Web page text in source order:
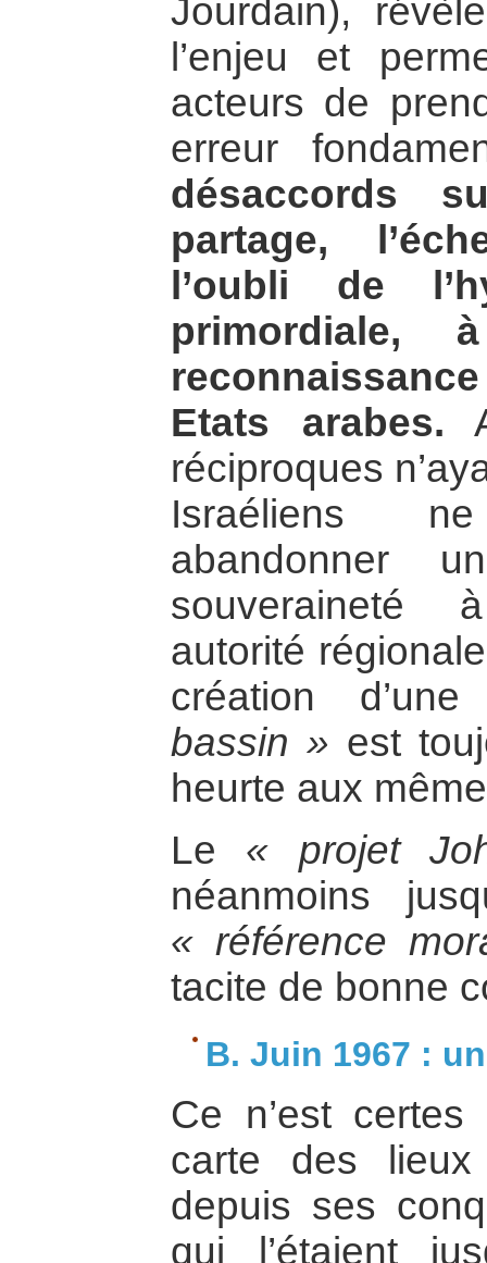
Jourdain),
l’enjeu et
acteurs de
erreur
désaccords
partage,
l’oubli de
Etats arabes.
réciproques
Israéliens
abandonner
souveraineté
autorité
création
bassin » est
heurte aux
Le « projet
néanmoins
« référence
tacite de bonne
B. Juin 1967 :
Ce n’est
carte des
depuis ses
qui l’étaient